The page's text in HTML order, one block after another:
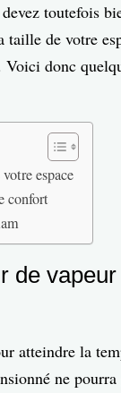
toutefois
de votre
donc
espace
confort
de
atteindre la
ne